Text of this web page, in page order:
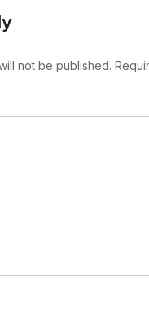
not be published.